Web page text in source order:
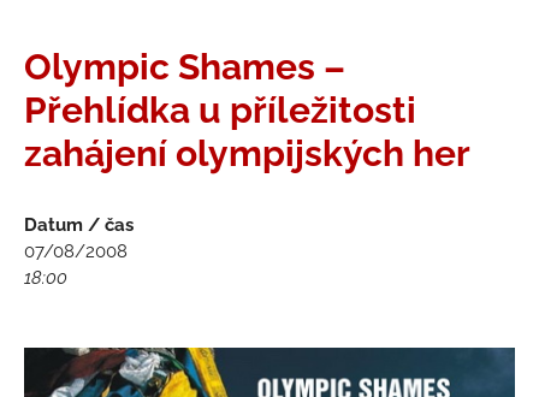
Olympic Shames –
Přehlídka u příležitosti
zahájení olympijských her
Datum / čas
07/08/2008
18:00